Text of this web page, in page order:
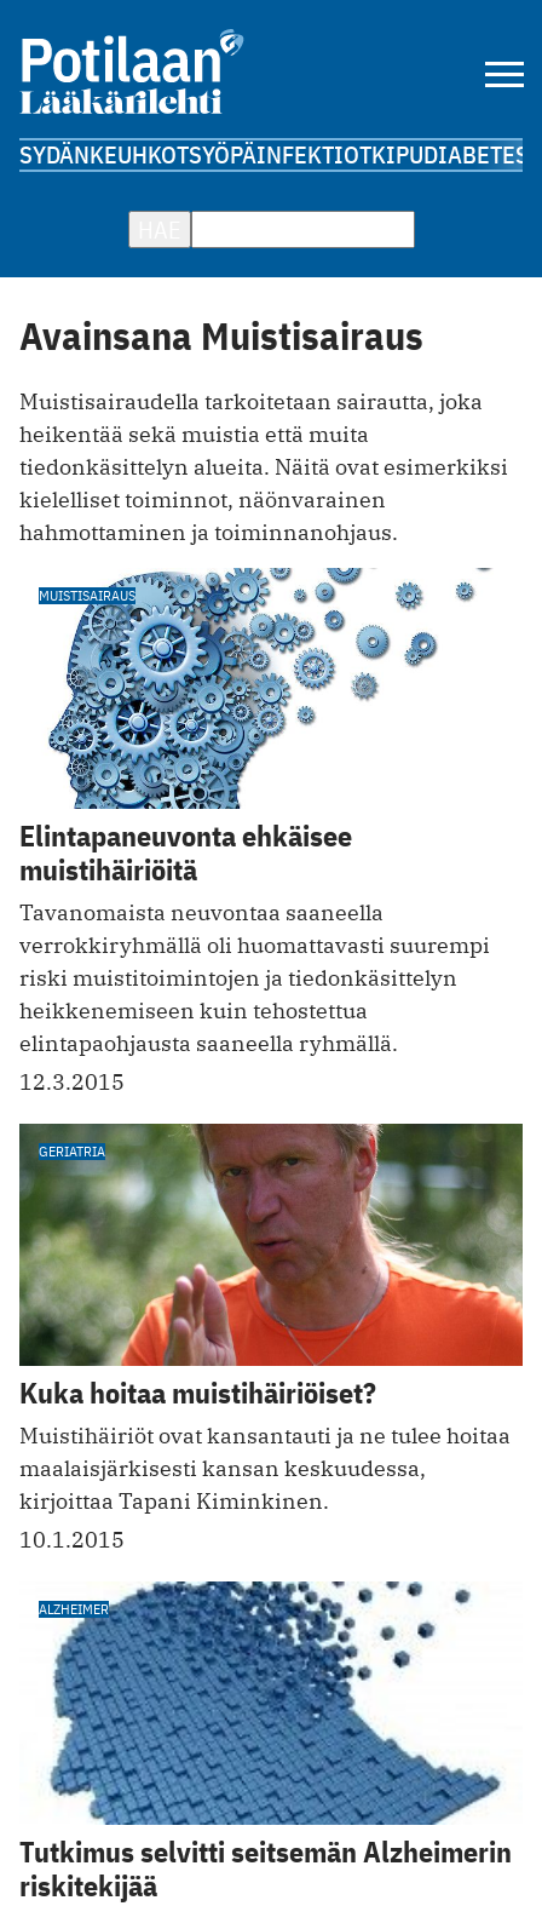
SYDÄNKEUHKOTSYÖPÄINFEKTIOTKIPUDIABETES
Avainsana Muistisairaus
Muistisairaudella tarkoitetaan sairautta, joka
heikentää sekä muistia että muita
tiedonkäsittelyn alueita. Näitä ovat esimerkiksi
kielelliset toiminnot, näönvarainen
hahmottaminen ja toiminnanohjaus.
MUISTISAIRAUS
Elintapaneuvonta ehkäisee
muistihäiriöitä
Tavanomaista neuvontaa saaneella
verrokkiryhmällä oli huomattavasti suurempi
riski muistitoimintojen ja tiedonkäsittelyn
heikkenemiseen kuin tehostettua
elintapaohjausta saaneella ryhmällä.
12.3.2015
GERIATRIA
Kuka hoitaa muistihäiriöiset?
Muistihäiriöt ovat kansantauti ja ne tulee hoitaa
maalaisjärkisesti kansan keskuudessa,
kirjoittaa Tapani Kiminkinen.
10.1.2015
ALZHEIMER
Tutkimus selvitti seitsemän Alzheimerin
riskitekijää